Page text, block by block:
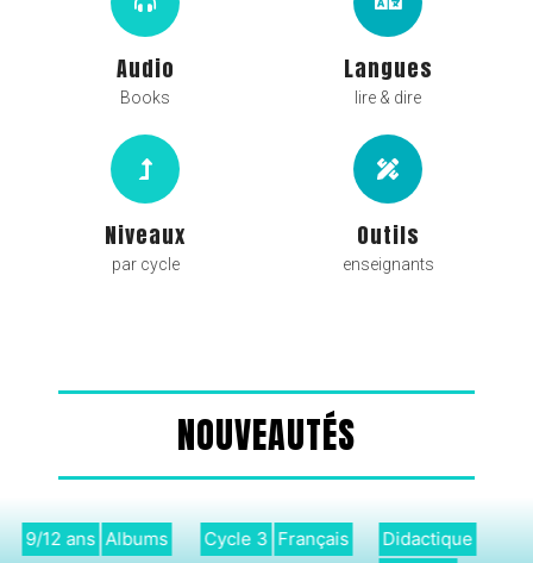
Audio
Books
Langues
lire & dire
Niveaux
par cycle
Outils
enseignants
NOUVEAUTÉS
9/12 ans Albums Cycle 3 Français
Didactique